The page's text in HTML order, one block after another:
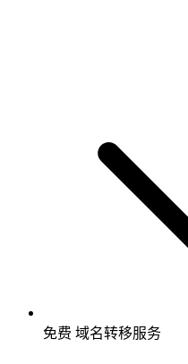
免费 域名转移服务